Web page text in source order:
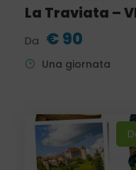
La Traviata –
Da € 90
Una giornata